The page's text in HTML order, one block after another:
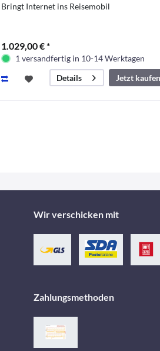
Bringt Internet ins Reisemobil
1.029,00 € *
1 versandfertig in 10-14 Werktagen
Details
Jetzt kaufen
Wir verschicken mit
Zahlungsmethoden